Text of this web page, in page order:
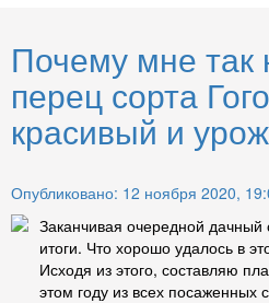
Почему мне так
перец сорта
красивый и
Опубликовано: 12 ноября 2020,
Заканчивая очередной дачный
итоги. Что хорошо удалось в
Исходя из этого, составляю
этом году из всех посаженных